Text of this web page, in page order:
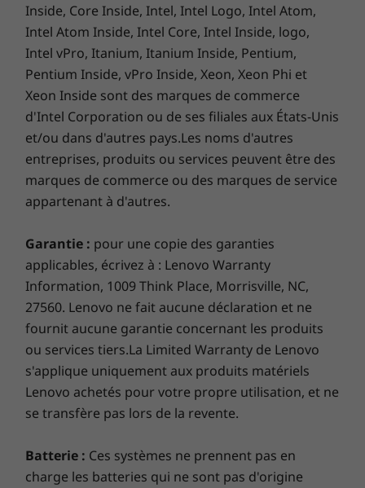
Make Google do it
a family event, turn up the thermostat, or
make a hotel reservation—all by just asking.
Yoga Smart Tab will hear you and the Google
Assistant will deliver.
Inside, Core Inside, Intel, Intel Logo, Intel Atom,
Intel Atom Inside, Intel Core, Intel Inside, logo,
Intel vPro, Itanium, Itanium Inside, Pentium,
Pentium Inside, vPro Inside, Xeon, Xeon Phi et
Xeon Inside sont des marques de commerce
d'Intel Corporation ou de ses filiales aux États-Unis
et/ou dans d'autres pays.Les noms d'autres
entreprises, produits ou services peuvent être des
marques de commerce ou des marques de service
appartenant à d'autres.
Garantie : pour une copie des garanties
applicables, écrivez à : Lenovo Warranty
Information, 1009 Think Place, Morrisville, NC,
27560. Lenovo ne fait aucune déclaration et ne
fournit aucune garantie concernant les produits
ou services tiers.La Limited Warranty de Lenovo
s'applique uniquement aux produits matériels
Lenovo achetés pour votre propre utilisation, et ne
se transfère pas lors de la revente.
Batterie : Ces systèmes ne prennent pas en
charge les batteries qui ne sont pas d'origine